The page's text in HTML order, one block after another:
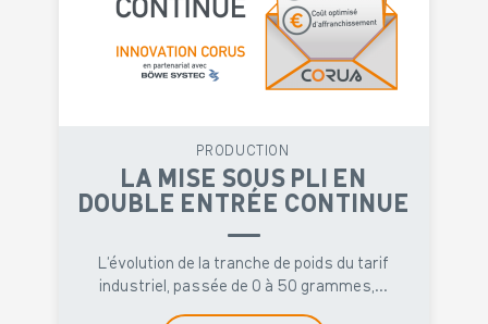
PRODUCTION
LA MISE SOUS PLI EN
DOUBLE ENTRÉE CONTINUE
L’évolution de la tranche de poids du tarif
industriel, passée de 0 à 50 grammes,...